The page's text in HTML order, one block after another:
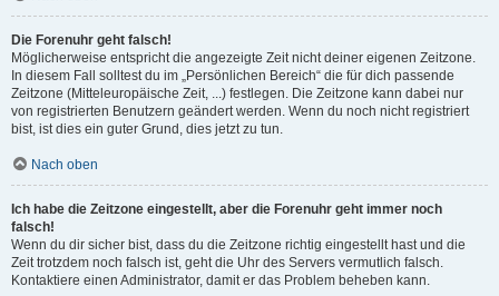
Die Forenuhr geht falsch!
Möglicherweise entspricht die angezeigte Zeit nicht deiner eigenen Zeitzone.
In diesem Fall solltest du im „Persönlichen Bereich“ die für dich passende
Zeitzone (Mitteleuropäische Zeit, ...) festlegen. Die Zeitzone kann dabei nur
von registrierten Benutzern geändert werden. Wenn du noch nicht registriert
bist, ist dies ein guter Grund, dies jetzt zu tun.
Nach oben
Ich habe die Zeitzone eingestellt, aber die Forenuhr geht immer noch
falsch!
Wenn du dir sicher bist, dass du die Zeitzone richtig eingestellt hast und die
Zeit trotzdem noch falsch ist, geht die Uhr des Servers vermutlich falsch.
Kontaktiere einen Administrator, damit er das Problem beheben kann.